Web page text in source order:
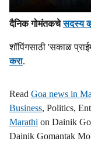
दैनिक गोमंतकचेसदस्य
शॉपिंगसाठी 'सकाळ
करा.
Read Goa news in
Business, Politics,
Marathi on Dainik
Dainik Gomantak